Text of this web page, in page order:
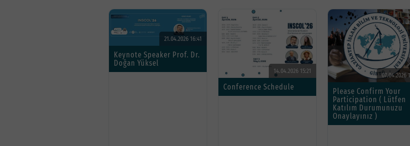
21.04.2026 16:41
Keynote Speaker Prof. Dr.
Doğan Yüksel
14.04.2026 15:21
Conference Schedule
07.04.2026
Please Confirm Your
Participation ( Lütfen
Katılım Durumunuzu
Onaylayınız )